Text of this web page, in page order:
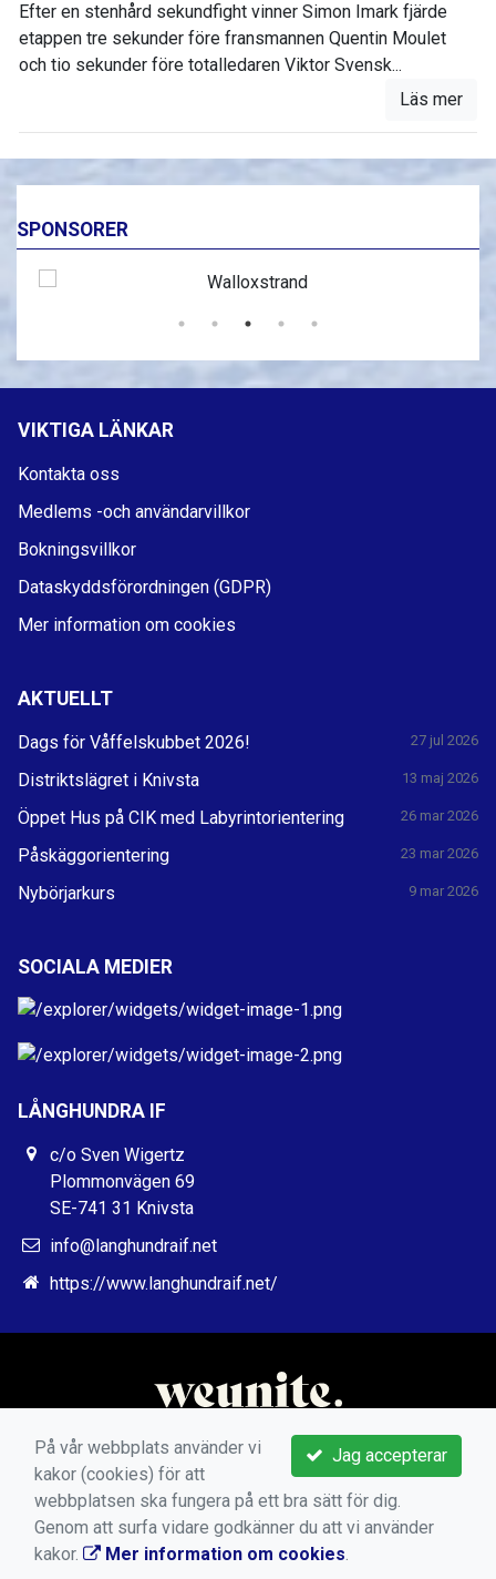
Efter en stenhård sekundfight vinner Simon Imark fjärde
etappen tre sekunder före fransmannen Quentin Moulet
och tio sekunder före totalledaren Viktor Svensk...
Läs mer
SPONSORER
VIKTIGA LÄNKAR
Kontakta oss
Medlems -och användarvillkor
Bokningsvillkor
Dataskyddsförordningen (GDPR)
Mer information om cookies
AKTUELLT
Dags för Våffelskubbet 2026! 27 jul 2026
Distriktslägret i Knivsta 13 maj 2026
Öppet Hus på CIK med Labyrintorientering 26 mar 2026
Påskäggorientering 23 mar 2026
Nybörjarkurs 9 mar 2026
SOCIALA MEDIER
LÅNGHUNDRA IF
c/o Sven Wigertz
Plommonvägen 69
SE-741 31 Knivsta
info@langhundraif.net
https://www.langhundraif.net/
Jag accepterar
På vår webbplats använder vi
kakor (cookies) för att
webbplatsen ska fungera på ett bra sätt för dig.
Genom att surfa vidare godkänner du att vi använder
kakor.
Mer information om cookies.